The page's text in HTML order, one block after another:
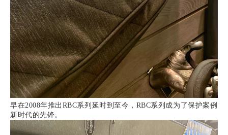
早在2008年推出RBC系列延时到至今，RBC系列成为了保护案例
新时代的先锋。